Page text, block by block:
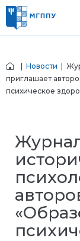
Новости |
приглашает
психическое